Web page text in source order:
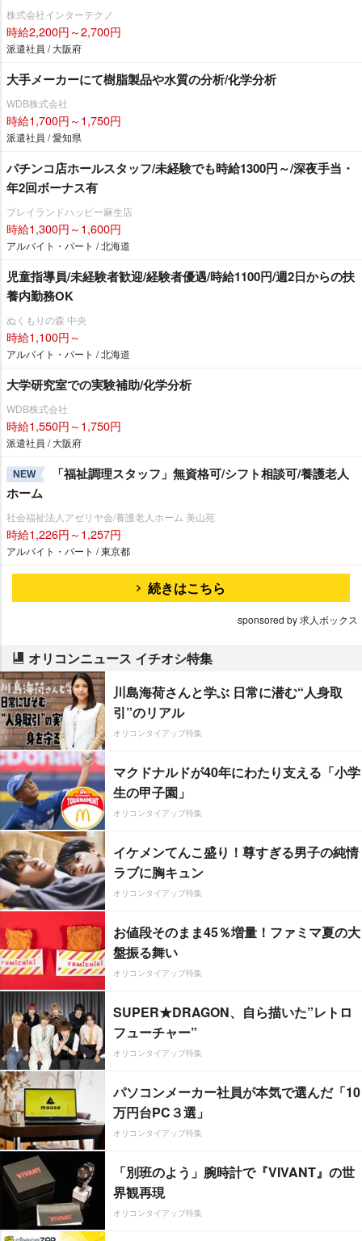
株式会社インターテクノ
時給2,200円～2,700円
派遣社員 / 大阪府
大手メーカーにて樹脂製品や水質の分析/化学分析
WDB株式会社
時給1,700円～1,750円
派遣社員 / 愛知県
パチンコ店ホールスタッフ/未経験でも時給1300円～/深夜手当・
年2回ボーナス有
プレイランドハッピー麻生店
時給1,300円～1,600円
アルバイト・パート / 北海道
児童指導員/未経験者歓迎/経験者優遇/時給1100円/週2日からの扶
養内勤務OK
ぬくもりの森 中央
時給1,100円～
アルバイト・パート / 北海道
大学研究室での実験補助/化学分析
WDB株式会社
時給1,550円～1,750円
派遣社員 / 大阪府
NEW
「福祉調理スタッフ」無資格可/シフト相談可/養護老人
ホーム
社会福祉法人アゼリヤ会/養護老人ホーム 美山苑
時給1,226円～1,257円
アルバイト・パート / 東京都
続きはこちら
sponsored by 求人ボックス
オリコンニュース イチオシ特集
川島海荷さんと学ぶ 日常に潜む“人身取
引”のリアル
オリコンタイアップ特集
マクドナルドが40年にわたり支える「小学
生の甲子園」
オリコンタイアップ特集
イケメンてんこ盛り！尊すぎる男子の純情
ラブに胸キュン
オリコンタイアップ特集
お値段そのまま45％増量！ファミマ夏の大
盤振る舞い
オリコンタイアップ特集
SUPER★DRAGON、自ら描いた”レトロ
フューチャー”
オリコンタイアップ特集
パソコンメーカー社員が本気で選んだ「10
万円台PC３選」
オリコンタイアップ特集
「別班のよう」腕時計で『VIVANT』の世
界観再現
オリコンタイアップ特集